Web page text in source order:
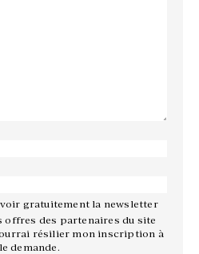
gratuitement la newsletter
offres des partenaires du site
résilier mon inscription à
demande.